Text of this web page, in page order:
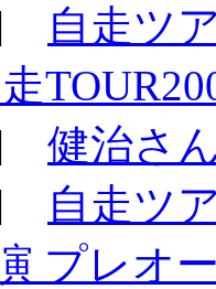
自走ツ
健治さ
自走ツ
プレオ